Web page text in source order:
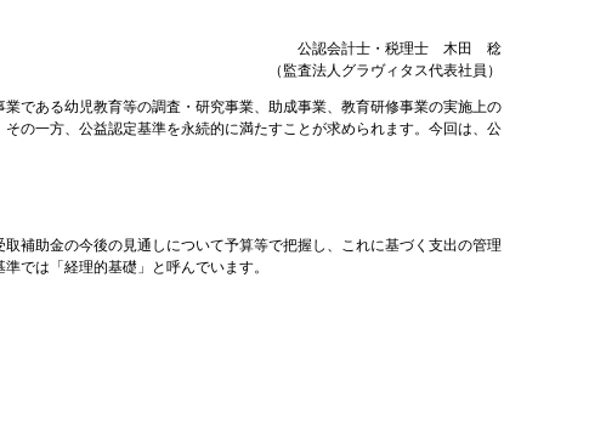
公認会計士・税理士 木田 稔
（監査法人グラヴィタス代表社員）
である幼児教育等の調査・研究事業、助成事業、教育研修事業の実施上の
の一方、公益認定基準を永続的に満たすことが求められます。今回は、公
補助金の今後の見通しについて予算等で把握し、これに基づく支出の管理
では「経理的基礎」と呼んでいます。